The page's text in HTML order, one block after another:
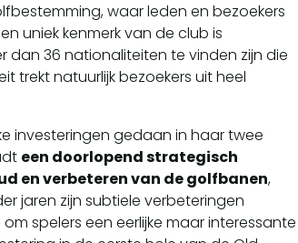
waar leden en bezoekers
uniek kenmerk van de club is
36 nationaliteiten te vinden zijn die
trekt natuurlijk bezoekers uit heel
investeringen gedaan in haar twee
een doorlopend strategisch
en verbeteren van de golfbanen,
jaren zijn subtiele verbeteringen
spelers een eerlijke maar interessante